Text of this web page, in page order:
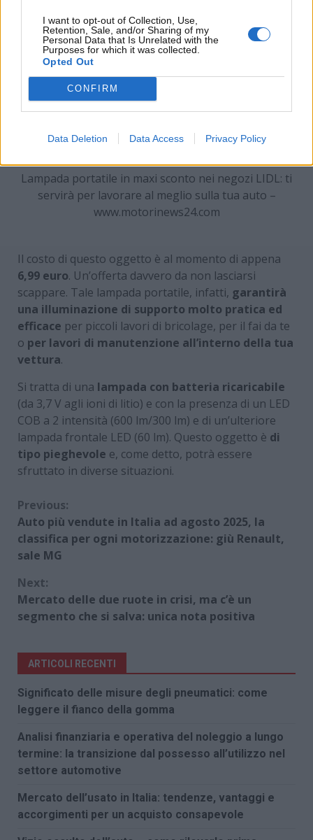
I want to opt-out of Collection, Use,
Retention, Sale, and/or Sharing of my
Personal Data that Is Unrelated with the
Purposes for which it was collected.
Opted Out
CONFIRM
Data Deletion Data Access Privacy Policy
Lampada portatile in maxi sconto nei negozi LIDL: ti
servirà per lavorare al meglio sulla tua auto –
www.motorinews24.com
Il costo di questo oggetto è al momento di appena
6,99 euro. Un’offerta davvero da non lasciarsi
scappare. Tale lampada portatile, infatti, garantirà
una illuminazione di supporto molto pratica ed
efficace per piccoli lavori di bricolage, per il fai da te
o per lavori di manutenzione all’interno della tua
vettura.
Si tratta di una lampada con batteria ricaricabile
(da 3,7 V agli ioni di litio) e con la presenza di un LED
COB a 2 intensità (600 lm/300 lm) e di un’ulteriore
lampada frontale LED (60 lm). Questo oggetto è di
tipo pieghevole e, come detto, potrà essere
sfruttato in diverse situazioni.
Continue
Reading
Previous:
Auto più vendute in Italia ad agosto 2025, la
classifica per ogni motorizzazione: giù Renault,
sale MG
Next:
Mercato delle due ruote in crisi, ma c’è un
segmento che si salva: unica nota positiva
ARTICOLI RECENTI
Significato delle misure degli pneumatici: come
leggere il fianco della gomma
Analisi finanziaria e operativa del noleggio a lungo
termine: la transizione dal possesso all’utilizzo nel
settore automotive
Mercato dell’usato in Italia: tendenze, vantaggi e
accorgimenti per un acquisto consapevole